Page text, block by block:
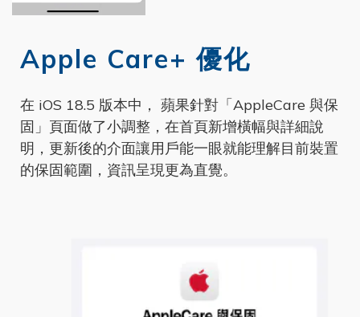
Apple Care+ 優化
在 iOS 18.5 版本中， 蘋果針對「AppleCare 與保
固」頁面做了小調整，在首頁新增橫幅與詳細說
明，更新後的介面讓用戶能一眼就能理解目前裝置
的保固範圍，資訊呈現更為直覺。